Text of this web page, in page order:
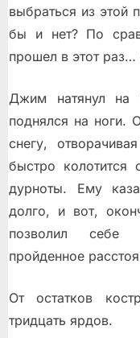
выбраться из этой
бы и нет? По
прошел в этот
Джим натянул на
поднялся на ноги.
снегу,
быстро колотится
дурноты. Ему
долго, и вот,
позволил себе
пройденное
От остатков
тридцать ярдов.